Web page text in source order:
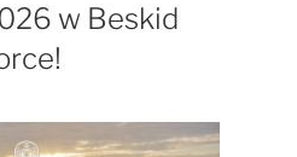
w Beskid